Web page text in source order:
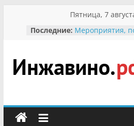
содержимому
Пятница, 7
Последние: Мероприятия,
гражданин
участнице
Безопасность
сельский
портал